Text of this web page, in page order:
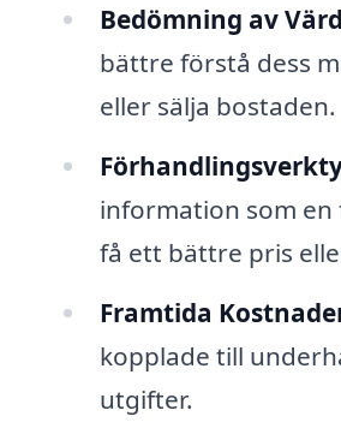
Bedömning av
bättre förstå dess
eller sälja bostaden.
information som en
få ett bättre pris
Framtida
kopplade till
utgifter.